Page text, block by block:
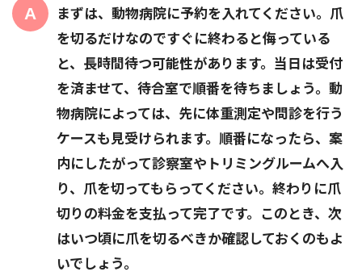
まずは、動物病院に予約を入れてください。爪
を切るだけなのですぐに終わると侮っている
と、長時間待つ可能性があります。当日は受付
を済ませて、待合室で順番を待ちましょう。動
物病院によっては、先に体重測定や問診を行う
ケースも見受けられます。順番になったら、案
内にしたがって診察室やトリミングルームへ入
り、爪を切ってもらってください。終わりに爪
切りの料金を支払って完了です。このとき、次
はいつ頃に爪を切るべきか確認しておくのもよ
いでしょう。